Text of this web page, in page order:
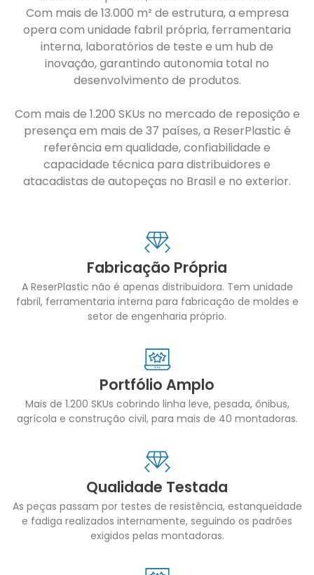
Com mais de 13.000 m² de estrutura, a empresa
opera com unidade fabril própria, ferramentaria
interna, laboratórios de teste e um hub de
inovação, garantindo autonomia total no
desenvolvimento de produtos.
Com mais de 1.200 SKUs no mercado de reposição e
presença em mais de 37 países, a ReserPlastic é
referência em qualidade, confiabilidade e
capacidade técnica para distribuidores e
atacadistas de autopeças no Brasil e no exterior.
Fabricação Própria
A ReserPlastic não é apenas distribuidora. Tem unidade
fabril, ferramentaria interna para fabricação de moldes e
setor de engenharia próprio.
Portfólio Amplo
Mais de 1.200 SKUs cobrindo linha leve, pesada, ônibus,
agrícola e construção civil, para mais de 40 montadoras.
Qualidade Testada
As peças passam por testes de resistência, estanqueidade
e fadiga realizados internamente, seguindo os padrões
exigidos pelas montadoras.